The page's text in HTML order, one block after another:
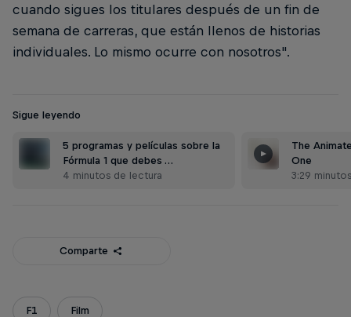
cuando sigues los titulares después de un fin de
semana de carreras, que están llenos de historias
individuales. Lo mismo ocurre con nosotros".
Sigue leyendo
5 programas y películas sobre la
Fórmula 1 que debes …
4 minutos de lectura
The
One
3:29 minutos
Comparte
F1 Film